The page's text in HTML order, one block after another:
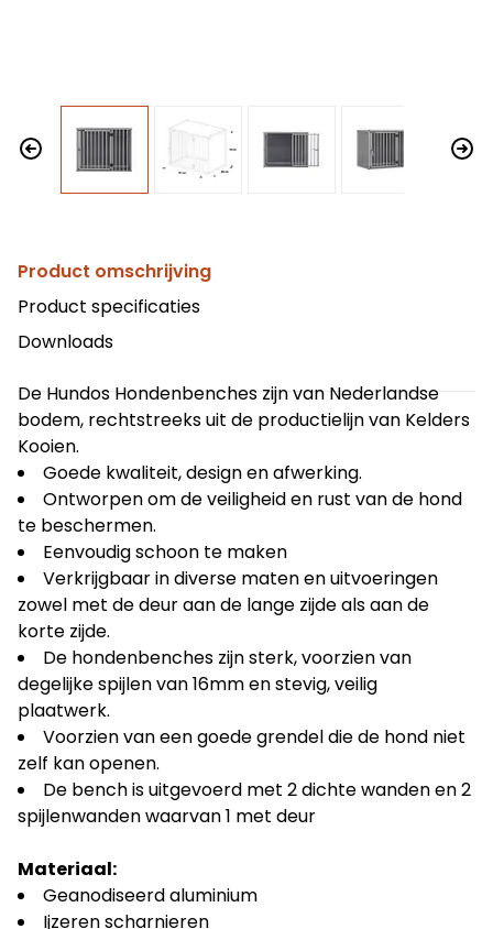
Product omschrijving
Product specificaties
Downloads
De Hundos Hondenbenches zijn van Nederlandse
bodem, rechtstreeks uit de productielijn van Kelders
Kooien.
Goede kwaliteit, design en afwerking.
Ontworpen om de veiligheid en rust van de hond
te beschermen.
Eenvoudig schoon te maken
Verkrijgbaar in diverse maten en uitvoeringen
zowel met de deur aan de lange zijde als aan de
korte zijde.
De hondenbenches zijn sterk, voorzien van
degelijke spijlen van 16mm en stevig, veilig
plaatwerk.
Voorzien van een goede grendel die de hond niet
zelf kan openen.
De bench is uitgevoerd met 2 dichte wanden en 2
spijlenwanden waarvan 1 met deur
Materiaal:
Geanodiseerd aluminium
Ijzeren scharnieren